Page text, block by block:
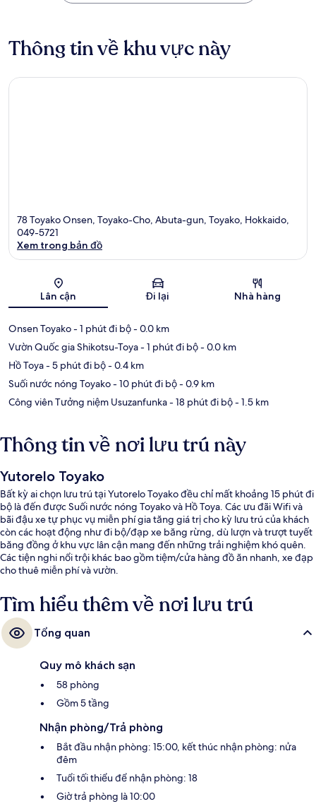
Thông tin về khu vực này
78 Toyako Onsen, Toyako-Cho, Abuta-gun, Toyako, Hokkaido,
049-5721
Xem trong bản đồ
Lân cận Đi lại Nhà hàng
Onsen Toyako- 1 phút đi bộ- 0.0 km
Vườn Quốc gia Shikotsu-Toya- 1 phút đi bộ- 0.0 km
Hồ Toya- 5 phút đi bộ- 0.4 km
Suối nước nóng Toyako- 10 phút đi bộ- 0.9 km
Công viên Tưởng niệm Usuzanfunka- 18 phút đi bộ- 1.5 km
Thông tin về nơi lưu trú này
Yutorelo Toyako
Bất kỳ ai chọn lưu trú tại Yutorelo Toyako đều chỉ mất khoảng 15 phút đi
bộ là đến được Suối nước nóng Toyako và Hồ Toya. Các ưu đãi Wifi và
bãi đậu xe tự phục vụ miễn phí gia tăng giá trị cho kỳ lưu trú của khách
còn các hoạt động như đi bộ/đạp xe băng rừng, dù lượn và trượt tuyết
băng đồng ở khu vực lân cận mang đến những trải nghiệm khó quên.
Các tiện nghi nổi trội khác bao gồm tiệm/cửa hàng đồ ăn nhanh, xe đạp
cho thuê miễn phí và vườn.
Tìm hiểu thêm về nơi lưu trú
Tổng quan
Quy mô khách sạn
58 phòng
Gồm 5 tầng
Nhận phòng/Trả phòng
Bắt đầu nhận phòng: 15:00, kết thúc nhận phòng: nửa
đêm
Tuổi tối thiểu để nhận phòng: 18
Giờ trả phòng là 10:00